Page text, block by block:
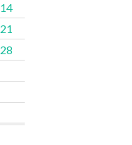
14
21
28